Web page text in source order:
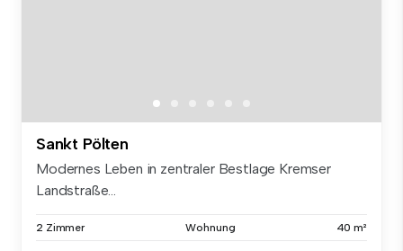
Sankt Pölten
Modernes Leben in zentraler Bestlage Kremser
Landstraße...
2 Zimmer Wohnung 40 m²